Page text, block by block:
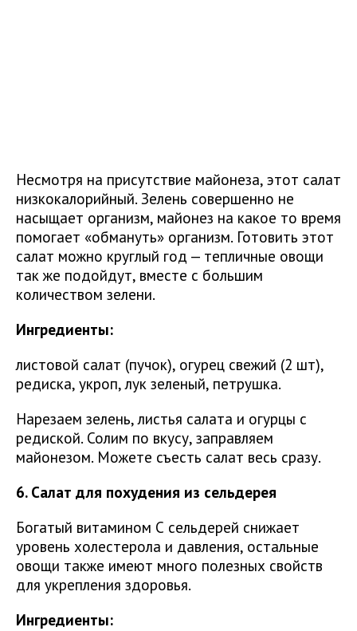
Несмотря на присутствие майонеза, этот салат
низкокалорийный. Зелень совершенно не
насыщает организм, майонез на какое то время
помогает «обмануть» организм. Готовить этот
салат можно круглый год — тепличные овощи
так же подойдут, вместе с большим
количеством зелени.
Ингредиенты:
листовой салат (пучок), огурец свежий (2 шт),
редиска, укроп, лук зеленый, петрушка.
Нарезаем зелень, листья салата и огурцы с
редиской. Солим по вкусу, заправляем
майонезом. Можете съесть салат весь сразу.
6. Салат для похудения из сельдерея
Богатый витамином С сельдерей снижает
уровень холестерола и давления, остальные
овощи также имеют много полезных свойств
для укрепления здоровья.
Ингредиенты: